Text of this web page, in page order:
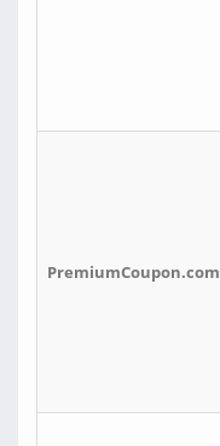
PremiumCoupon.com